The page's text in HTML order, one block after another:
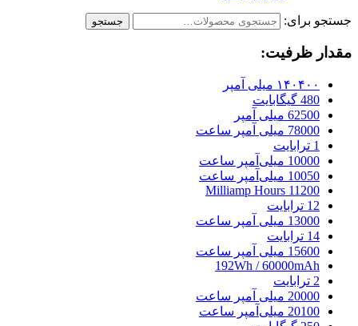
جستجو برای: جستجو
مقدار ظرفیت:
۱۴۰۴۰۰ میلی آمپر
480 گیگابایت
62500 میلی آمپر
78000 میلی آمپر ساعت
1 ترابایت
10000 میلی‌آمپر ساعت
10050 میلی‌آمپر ساعت
11200 Milliamp Hours
12 ترابایت
13000 میلی آمپر ساعت
14 ترابایت
15600 میلی آمپر ساعت
192Wh / 60000mAh
2 ترابایت
20000 میلی آمپر ساعت
20100 میلی‌آمپر ساعت